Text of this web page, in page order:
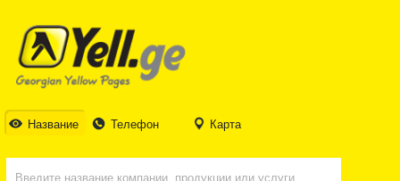
Название Телефон Карта
ТБИЛИСИ
ТБИЛИСИ
АБХАЗИЯ
ГАЛИ
БАТУМИ
КОБУЛЕТИ
ШУАХЕВИ